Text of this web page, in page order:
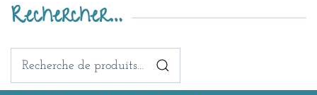
Rechercher…
Recherche